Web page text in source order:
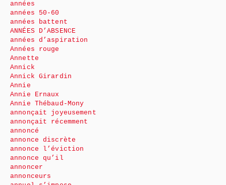
années
années 50-60
années battent
ANNÉES D’ABSENCE
années d’aspiration
Années rouge
Annette
Annick
Annick Girardin
Annie
Annie Ernaux
Annie Thébaud-Mony
annonçait joyeusement
annonçait récemment
annoncé
annonce discrète
annonce l’éviction
annonce qu’il
annoncer
annonceurs